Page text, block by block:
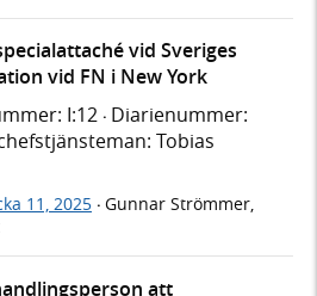
vid Sveriges
vid FN i New York
I:12 · Diarienummer:
Tobias
11, 2025 · Gunnar Strömmer,
att